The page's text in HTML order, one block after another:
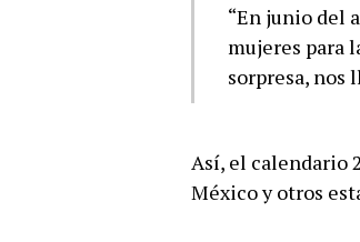
“En junio del
mujeres para
sorpresa, nos
Así, el calendario
México y otros